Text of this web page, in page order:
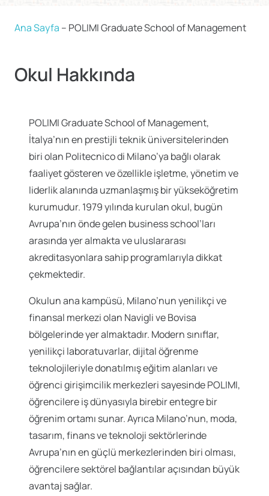
Ana Sayfa – POLIMI Graduate School of Management
Okul Hakkında
POLIMI Graduate School of Management,
İtalya’nın en prestijli teknik üniversitelerinden
biri olan Politecnico di Milano’ya bağlı olarak
faaliyet gösteren ve özellikle işletme, yönetim ve
liderlik alanında uzmanlaşmış bir yükseköğretim
kurumudur. 1979 yılında kurulan okul, bugün
Avrupa’nın önde gelen business school’ları
arasında yer almakta ve uluslararası
akreditasyonlara sahip programlarıyla dikkat
çekmektedir.
Okulun ana kampüsü, Milano’nun yenilikçi ve
finansal merkezi olan Navigli ve Bovisa
bölgelerinde yer almaktadır. Modern sınıflar,
yenilikçi laboratuvarlar, dijital öğrenme
teknolojileriyle donatılmış eğitim alanları ve
öğrenci girişimcilik merkezleri sayesinde POLIMI,
öğrencilere iş dünyasıyla birebir entegre bir
öğrenim ortamı sunar. Ayrıca Milano’nun, moda,
tasarım, finans ve teknoloji sektörlerinde
Avrupa’nın en güçlü merkezlerinden biri olması,
öğrencilere sektörel bağlantılar açısından büyük
avantaj sağlar.